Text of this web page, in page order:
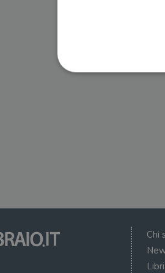
Chi
I cookie strettamente
wordpress_sec_[hash]
CookieScriptConsent